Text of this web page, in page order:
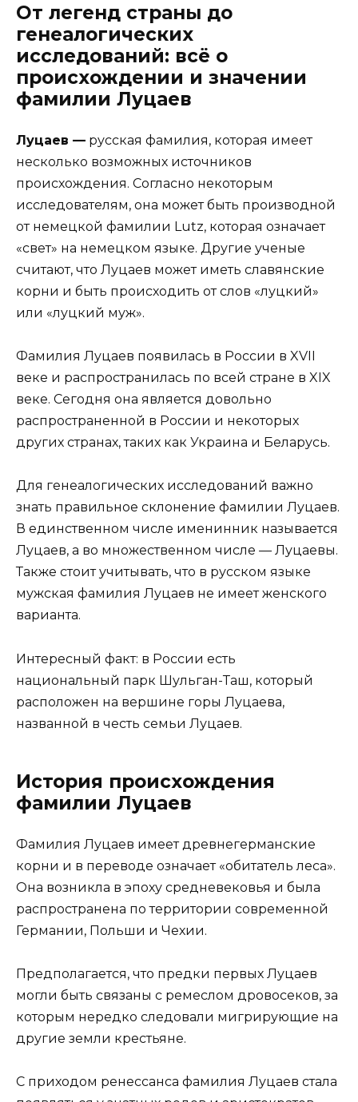
От легенд страны до
генеалогических
исследований: всё о
происхождении и значении
фамилии Луцаев
Луцаев — русская фамилия, которая имеет
несколько возможных источников
происхождения. Согласно некоторым
исследователям, она может быть производной
от немецкой фамилии Lutz, которая означает
«свет» на немецком языке. Другие ученые
считают, что Луцаев может иметь славянские
корни и быть происходить от слов «луцкий»
или «луцкий муж».
Фамилия Луцаев появилась в России в XVII
веке и распространилась по всей стране в XIX
веке. Сегодня она является довольно
распространенной в России и некоторых
других странах, таких как Украина и Беларусь.
Для генеалогических исследований важно
знать правильное склонение фамилии Луцаев.
В единственном числе именинник называется
Луцаев, а во множественном числе — Луцаевы.
Также стоит учитывать, что в русском языке
мужская фамилия Луцаев не имеет женского
варианта.
Интересный факт: в России есть
национальный парк Шульган-Таш, который
расположен на вершине горы Луцаева,
названной в честь семьи Луцаев.
История происхождения
фамилии Луцаев
Фамилия Луцаев имеет древнегерманские
корни и в переводе означает «обитатель леса».
Она возникла в эпоху средневековья и была
распространена по территории современной
Германии, Польши и Чехии.
Предполагается, что предки первых Луцаев
могли быть связаны с ремеслом дровосеков, за
которым нередко следовали мигрирующие на
другие земли крестьяне.
С приходом ренессанса фамилия Луцаев стала